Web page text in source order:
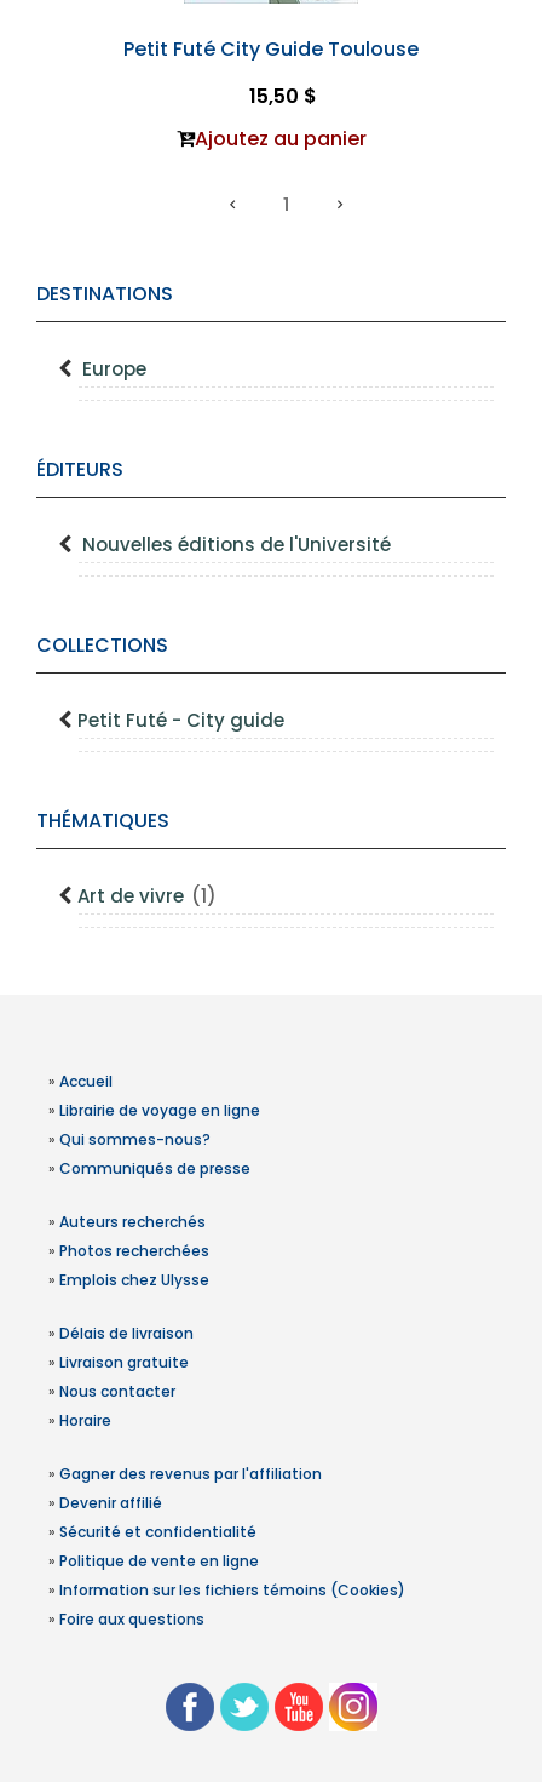
DESTINATIONS
Europe
ÉDITEURS
Nouvelles éditions de l'Université
COLLECTIONS
Petit Futé - City guide
THÉMATIQUES
Art de vivre (1)
Petit Futé City Guide Toulouse
15,50 $
Ajoutez au panier
1
» Accueil
» Librairie de voyage en ligne
» Qui sommes-nous?
» Communiqués de presse
» Auteurs recherchés
» Photos recherchées
» Emplois chez Ulysse
» Délais de livraison
» Livraison gratuite
» Nous contacter
» Horaire
» Gagner des revenus par l'affiliation
» Devenir affilié
» Sécurité et confidentialité
» Politique de vente en ligne
» Information sur les fichiers témoins (Cookies)
» Foire aux questions